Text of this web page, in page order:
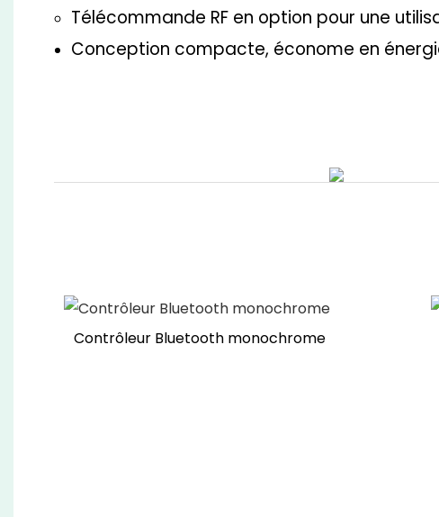
Télécommande RF en option pour une
Conception compacte, économe en
Contrôleur Bluetooth monochrome